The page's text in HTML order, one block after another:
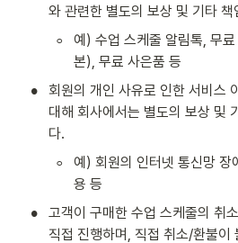
와 관련한 별도의 보상 및 기타
◦
예) 수업 스케줄 알림톡, 무
본), 무료 사은품 등
•
회원의 개인 사유로 인한 서비스
대해 회사에서는 별도의 보상 및
다.
◦
예) 회원의 인터넷 통신망 장
용 등
•
고객이 구매한 수업 스케줄의 취
직접 진행하며, 직접 취소/환불이